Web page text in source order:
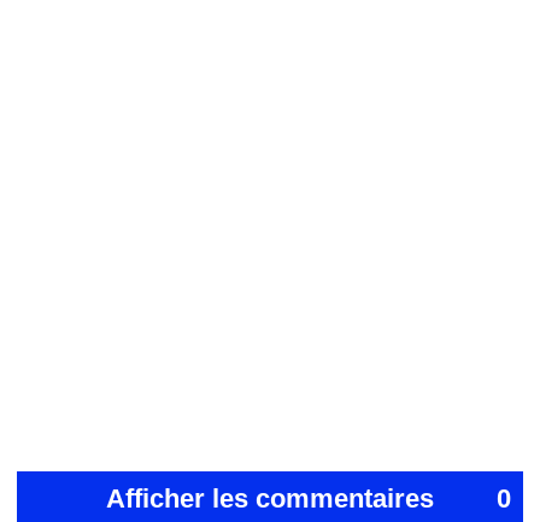
Afficher les commentaires 0